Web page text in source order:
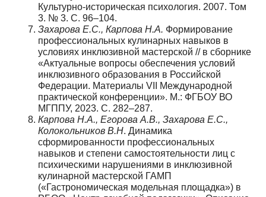
Культурно-историческая психология. 2007. Том
3. № 3. С. 96–104.
Захарова Е.С., Карпова Н.А. Формирование
профессиональных кулинарных навыков в
условиях инклюзивной мастерской // в сборнике
«Актуальные вопросы обеспечения условий
инклюзивного образования в Российской
Федерации. Материалы VII Международной
практической конференции». М.: ФГБОУ ВО
МГППУ, 2023. С. 282–287.
Карпова Н.А., Егорова А.В., Захарова Е.С.,
Колокольников В.Н. Динамика
сформированности профессиональных
навыков и степени самостоятельности лиц с
психическими нарушениями в инклюзивной
кулинарной мастерской ГАМП
(«Гастрономическая модельная площадка») в